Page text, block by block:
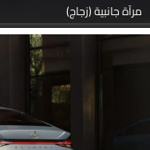
مرآة جانبية (زجاج)